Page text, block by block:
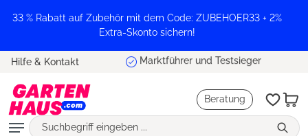
springen
33 % Rabatt auf Zubehör mit dem Code: ZUBEHOER33 + 2%
Extra-Skonto sichern!
Hilfe & Kontakt Marktführer und Testsieger
Beratung